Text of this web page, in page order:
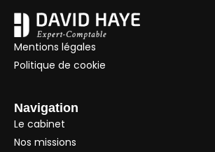
Mentions légales
Politique de cookie
Navigation
Le cabinet
Nos missions